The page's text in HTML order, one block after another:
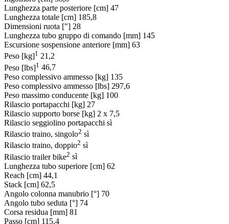
Lunghezza parte posteriore [cm] 47
Lunghezza totale [cm] 185,8
Dimensioni ruota ["] 28
Lunghezza tubo gruppo di comando [mm] 145
Escursione sospensione anteriore [mm] 63
Peso [kg]1 21,2
Peso [lbs]1 46,7
Peso complessivo ammesso [kg] 135
Peso complessivo ammesso [lbs] 297,6
Peso massimo conducente [kg] 100
Rilascio portapacchi [kg] 27
Rilascio supporto borse [kg] 2 x 7,5
Rilascio seggiolino portapacchi sì
Rilascio traino, singolo2 sì
Rilascio traino, doppio2 sì
Rilascio trailer bike2 sì
Lunghezza tubo superiore [cm] 62
Reach [cm] 44,1
Stack [cm] 62,5
Angolo colonna manubrio [°] 70
Angolo tubo seduta [°] 74
Corsa residua [mm] 81
Passo [cm] 115,4